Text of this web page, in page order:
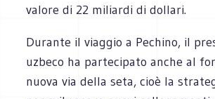
valore di 22 miliardi di dollari.
Durante il viaggio a Pechino, il
uzbeco ha partecipato anche al
nuova via della seta, cioè la